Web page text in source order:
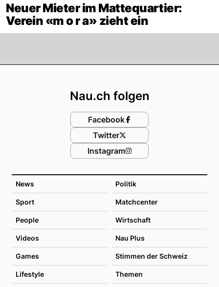
Neuer Mieter im Mattequartier:
Verein «m o r a» zieht ein
News Politik
Sport Matchcenter
People Wirtschaft
Videos Nau Plus
Games Stimmen der Schweiz
Lifestyle Themen
Nau.ch folgen
Facebook
Twitter
Instagram